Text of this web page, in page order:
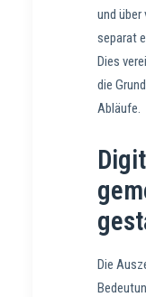
und
separat
Dies
die
Abläufe.
Die